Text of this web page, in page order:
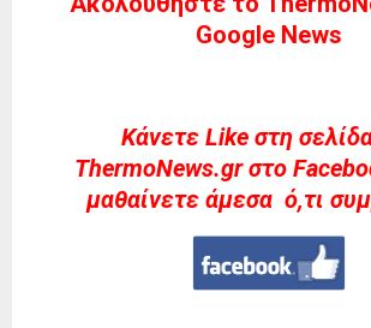
Google News
Kάνετε Like στη
ThermoNews.gr στο
μαθαίνετε άμεσα ό,τι